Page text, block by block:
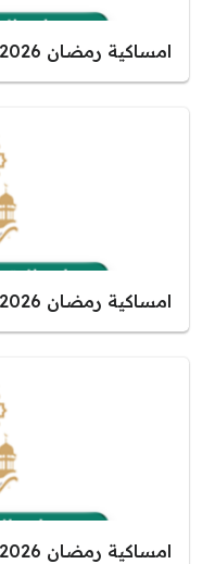
امساكية رمضان 2026 – 1447 بريدة
امساكية رمضان 2026 – 1447 حفر الباطن
امساكية رمضان 2026 – 1447 عرعر